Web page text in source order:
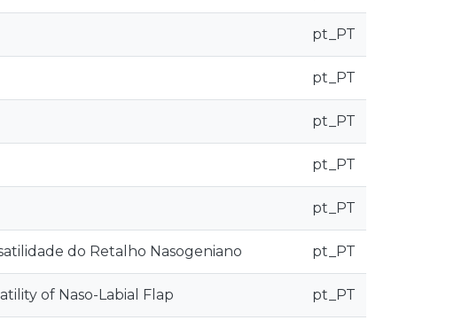
pt_PT
pt_PT
pt_PT
pt_PT
pt_PT
do Retalho Nasogeniano pt_PT
of Naso-Labial Flap pt_PT